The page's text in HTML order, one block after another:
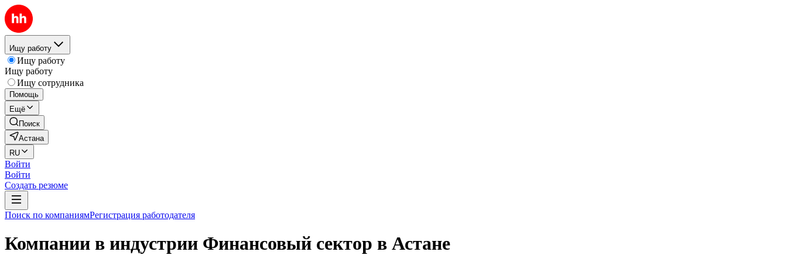
Ищу работу
Ищу работу
Ищу работу
Ищу сотрудника
Помощь
Ещё
Поиск
Астана
RU
Войти
Войти
Создать резюме
Поиск по компаниямРегистрация работодателя
Компании в индустрии Финансовый сектор в Астане